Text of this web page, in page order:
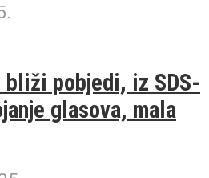
bliži pobjedi, iz SDS-
glasova, mala